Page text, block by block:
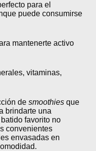
para el
puede consumirse
mantenerte activo
vitaminas,
de smoothiesque
brindarte una
favorito no
convenientes
envasadas en